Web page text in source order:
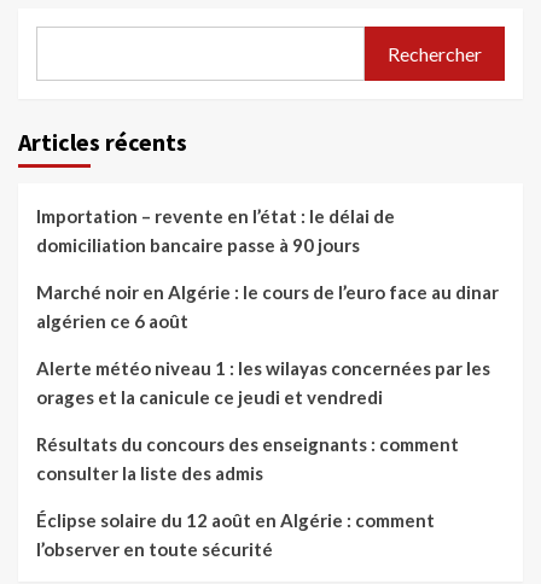
Rechercher
Articles récents
Importation – revente en l’état : le délai de
domiciliation bancaire passe à 90 jours
Marché noir en Algérie : le cours de l’euro face au dinar
algérien ce 6 août
Alerte météo niveau 1 : les wilayas concernées par les
orages et la canicule ce jeudi et vendredi
Résultats du concours des enseignants : comment
consulter la liste des admis
Éclipse solaire du 12 août en Algérie : comment
l’observer en toute sécurité